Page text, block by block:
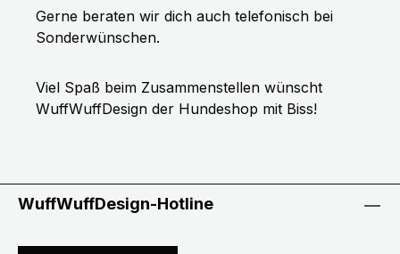
Gerne beraten wir dich auch telefonisch bei
Sonderwünschen.
Viel Spaß beim Zusammenstellen wünscht
WuffWuffDesign der Hundeshop mit Biss!
WuffWuffDesign-Hotline